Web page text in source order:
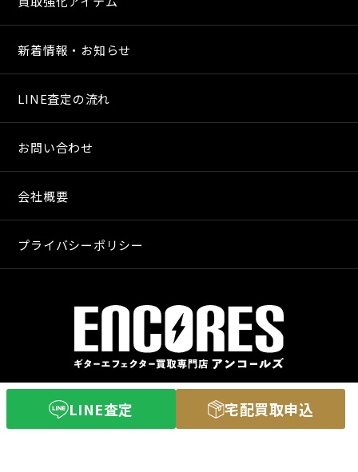
LINE査定 宅配買取申込
新着情報・お知らせ
LINE査定の流れ
お問い合わせ
会社概要
プライバシーポリシー
〒640-8255
和歌山市和歌山市舟津町３丁目３
営業時間 11：00〜20：00